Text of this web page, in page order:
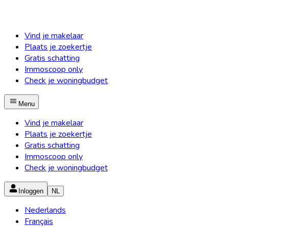
Vind je makelaar
Plaats je zoekertje
Gratis schatting
Immoscoop only
Check je woningbudget
Menu
Vind je makelaar
Plaats je zoekertje
Gratis schatting
Immoscoop only
Check je woningbudget
Inloggen NL
Nederlands
Français